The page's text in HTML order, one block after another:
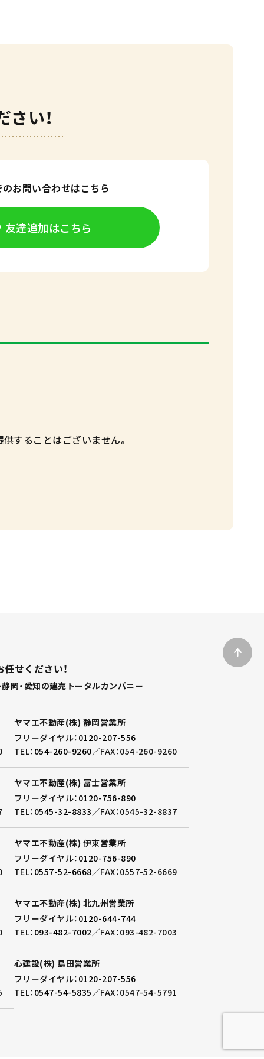
い！
お問い合わせはこちら
友達追加はこちら
することはございません。
せください！
岡・愛知の建売トータルカンパニー
ヤマエ不動産(株) 静岡営業所
フリーダイヤル： 0120-207-556
TEL： 054-260-9260／FAX：054-260-9260
ヤマエ不動産(株) 富士営業所
フリーダイヤル： 0120-756-890
TEL： 0545-32-8833 ／FAX：0545-32-8837
ヤマエ不動産(株) 伊東営業所
フリーダイヤル： 0120-756-890
TEL： 0557-52-6668／FAX：0557-52-6669
ヤマエ不動産(株) 北九州営業所
フリーダイヤル： 0120-644-744
TEL： 093-482-7002／FAX：093-482-7003
心建設(株) 島田営業所
フリーダイヤル： 0120-207-556
TEL： 0547-54-5835 ／FAX：0547-54-5791